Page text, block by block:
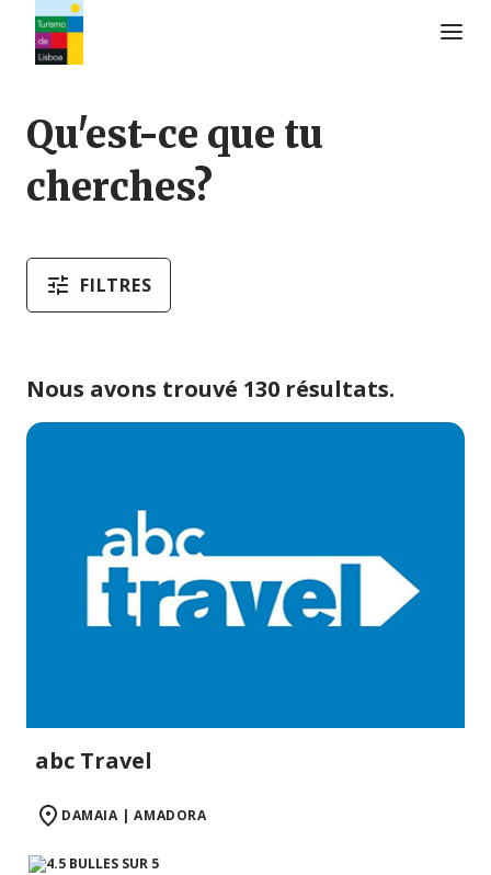
Qu'est-ce que tu
cherches?
FILTRES
Nous avons trouvé 130 résultats.
abc Travel
DAMAIA | AMADORA